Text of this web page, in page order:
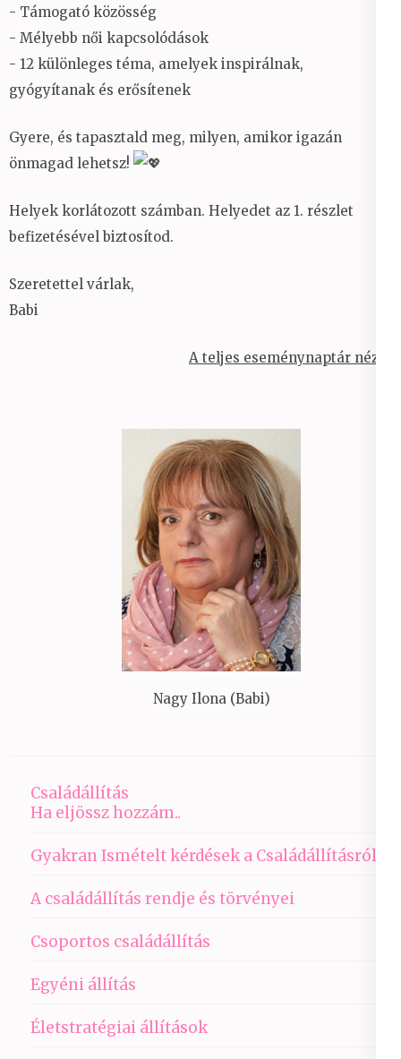
- Támogató közösség
- Mélyebb női kapcsolódások
- 12 különleges téma, amelyek inspirálnak,
gyógyítanak és erősítenek
Gyere, és tapasztald meg, milyen, amikor igazán
önmagad lehetsz!
Helyek korlátozott számban. Helyedet az 1. részlet
befizetésével biztosítod.
Szeretettel várlak,
Babi
A teljes eseménynaptár nézet
Nagy Ilona (Babi)
Családállítás
Ha eljössz hozzám..
Gyakran Ismételt kérdések a Családállításról
A családállítás rendje és törvényei
Csoportos családállítás
Egyéni állítás
Életstratégiai állítások